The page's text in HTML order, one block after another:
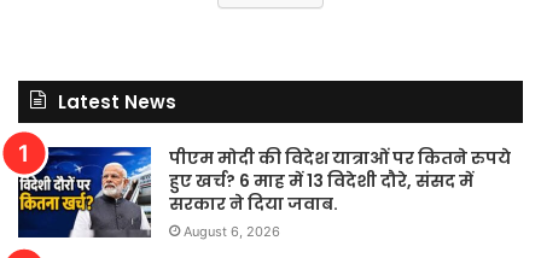
Latest News
पीएम मोदी की विदेश यात्राओं पर कितने रुपये
हुए खर्च? 6 माह में 13 विदेशी दौरे, संसद में
सरकार ने दिया जवाब.
August 6, 2026